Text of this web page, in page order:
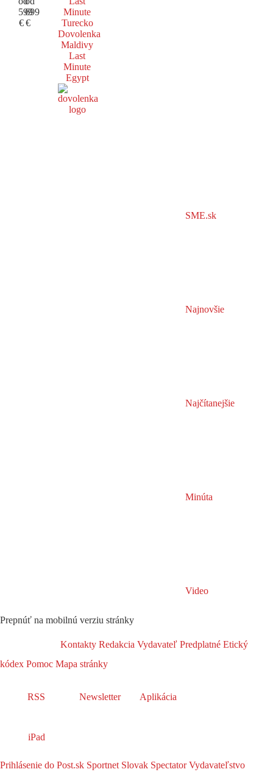
599
€
699
€
Minute
Turecko
Dovolenka
Maldivy
Last
Minute
Egypt
SME.sk
Najnovšie
Najčítanejšie
Minúta
Video
Prepnúť na mobilnú verziu stránky
Kontakty Redakcia Vydavateľ Predplatné Etický
kódex Pomoc Mapa stránky
RSS Newsletter Aplikácia
iPad
Prihlásenie do Post.sk Sportnet Slovak SpectatorVydavateľstvo